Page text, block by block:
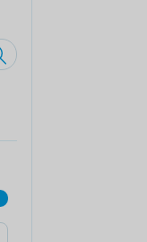
Търсене